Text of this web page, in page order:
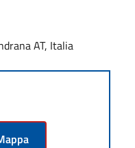
AT, Italia